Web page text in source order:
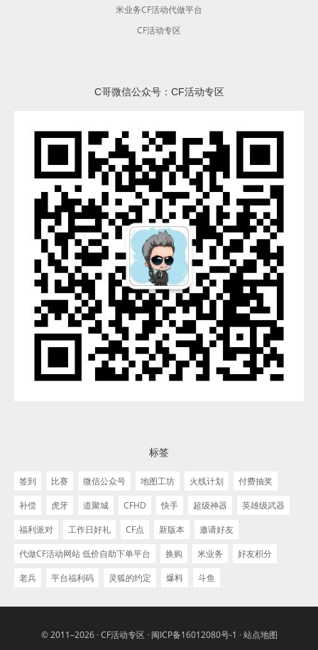
米业务CF活动代做平台
CF活动专区
C哥微信公众号：CF活动专区
标签
签到 比赛 微信公众号 地图工坊 火线计划
付费抽奖
补偿
虎牙 道聚城 CFHD 快手 超级神器
英雄级武器
福利派对
工作日好礼 CF点 新版本
邀请好友
代做CF活动网站 低价自助下单平台
换购 米业务
好友积分
老兵
平台福利码 灵狐的约定 爆料 斗鱼
© 2011–2026 ·CF活动专区 · 闽ICP备16012080号-1 ·站点地图